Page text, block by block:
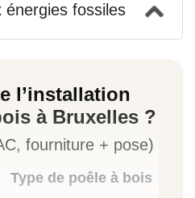
énergies fossiles
l’installation
à Bruxelles ?
fourniture + pose)
Type de poêle à bois